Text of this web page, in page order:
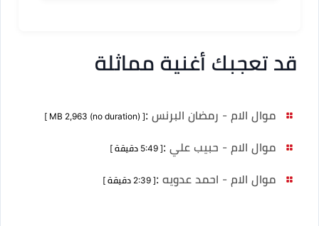
قد تعجبك أغنية مماثلة
موال الام - رمضان البرنس :
[ MB 2,963 (no duration) ]
موال الام - حبيب علي :[ 5:49 دقيقة ]
موال الام - احمد عدويه :[ 2:39 دقيقة ]